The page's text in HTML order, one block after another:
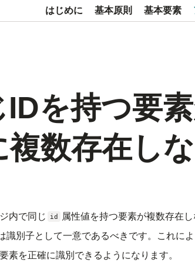
はじめに 基本原則 基本要素
IDを持つ要
複数存在し
内で同じ id
属性値を持つ要素が複数存在
識別子として一意であるべきです。これに
素を正確に識別できるようになります。